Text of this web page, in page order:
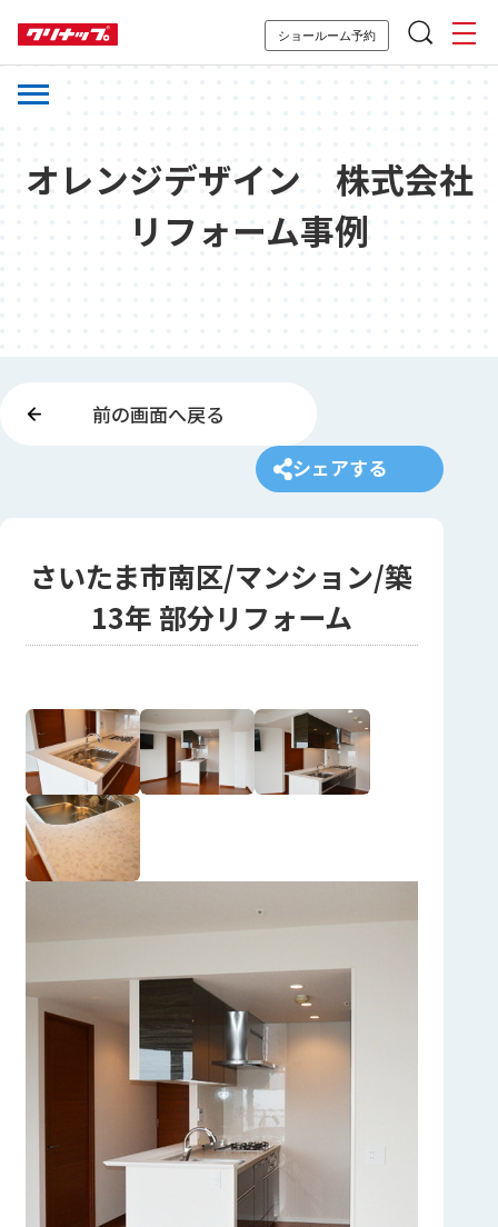
ショールーム予約
オレンジデザイン 株式会社
リフォーム事例
前の画面へ戻る
シェアする
さいたま市南区/マンション/築
13年 部分リフォーム